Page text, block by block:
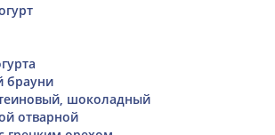
брауни
шоколадный
отварной